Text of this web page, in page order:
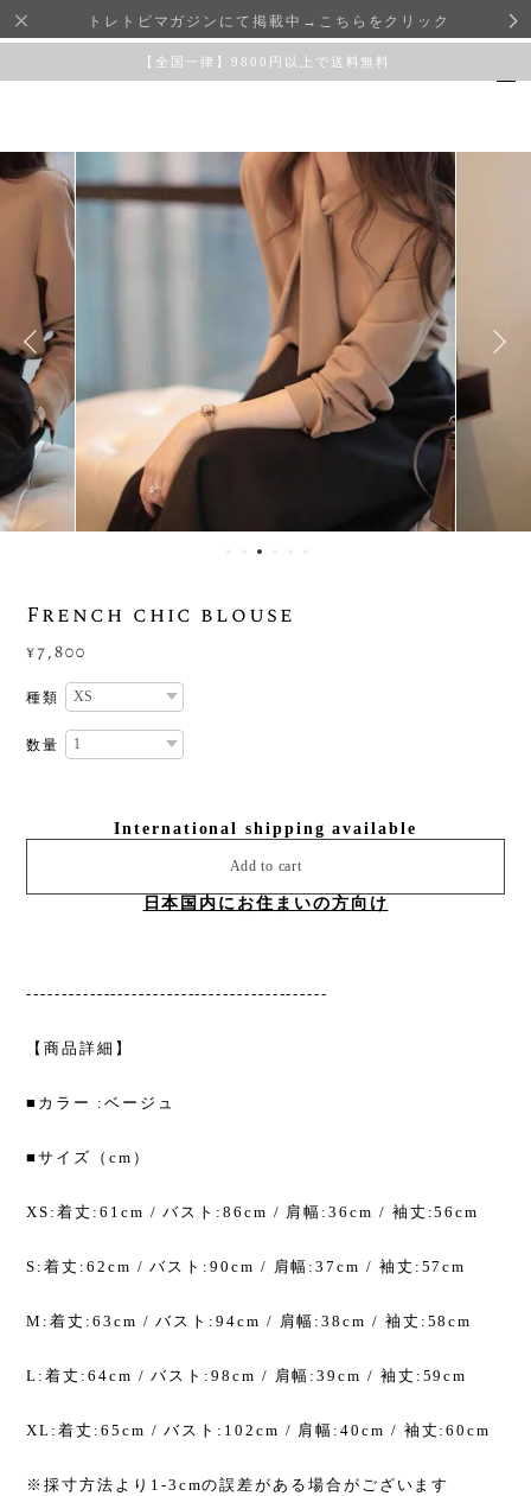
トレトピマガジンにて掲載中→こちらをクリック
【全国一律】9800円以上で送料無料
French chic blouse
¥7,800
種類
数量
International shipping available
Add to cart
日本国内にお住まいの方向け
-------------------------------------------
【商品詳細】
■カラー :ベージュ
■サイズ（cm）
XS:着丈:61cm / バスト:86cm / 肩幅:36cm / 袖丈:56cm
S:着丈:62cm / バスト:90cm / 肩幅:37cm / 袖丈:57cm
M:着丈:63cm / バスト:94cm / 肩幅:38cm / 袖丈:58cm
L:着丈:64cm / バスト:98cm / 肩幅:39cm / 袖丈:59cm
XL:着丈:65cm / バスト:102cm / 肩幅:40cm / 袖丈:60cm
※採寸方法より1-3cmの誤差がある場合がございます